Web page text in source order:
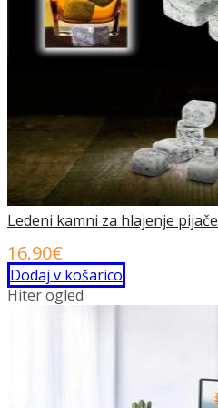
Ledeni kamni za hlajenje pijače
16.90€
Dodaj v košarico
Hiter ogled